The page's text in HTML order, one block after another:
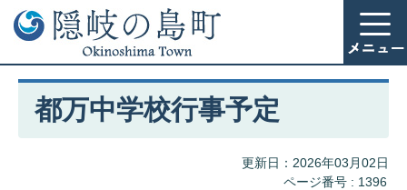
都万中学校行事予定
更新日：2026年03月02日
ページ番号 : 1396